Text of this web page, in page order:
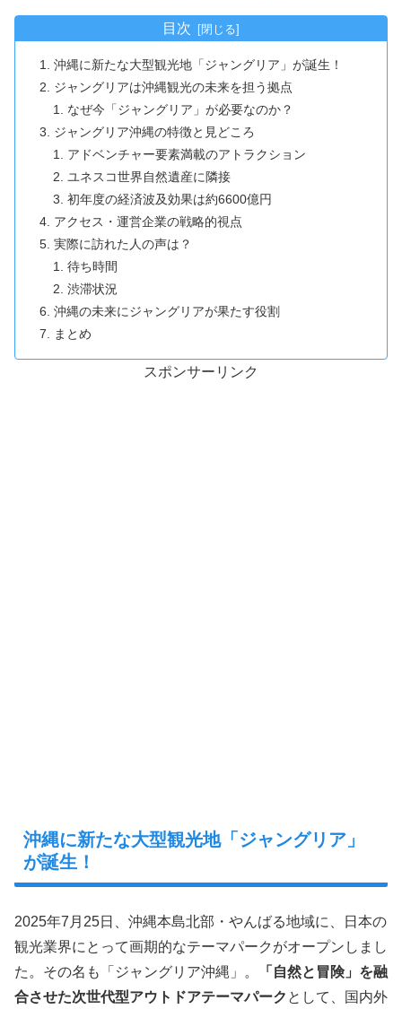
目次
沖縄に新たな大型観光地「ジャングリア」が誕生！
ジャングリアは沖縄観光の未来を担う拠点
なぜ今「ジャングリア」が必要なのか？
ジャングリア沖縄の特徴と見どころ
アドベンチャー要素満載のアトラクション
ユネスコ世界自然遺産に隣接
初年度の経済波及効果は約6600億円
アクセス・運営企業の戦略的視点
実際に訪れた人の声は？
待ち時間
渋滞状況
沖縄の未来にジャングリアが果たす役割
まとめ
スポンサーリンク
沖縄に新たな大型観光地「ジャングリア」
が誕生！
2025年7月25日、沖縄本島北部・やんばる地域に、日本の
観光業界にとって画期的なテーマパークがオープンしまし
た。その名も「ジャングリア沖縄」。
「自然と冒険」を融
合させた次世代型アウトドアテーマパーク として、国内外